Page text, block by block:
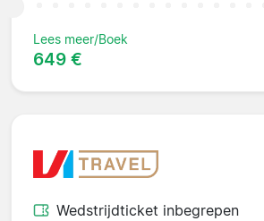
Lees meer/Boek
649 €
Wedstrijdticket inbegrepen